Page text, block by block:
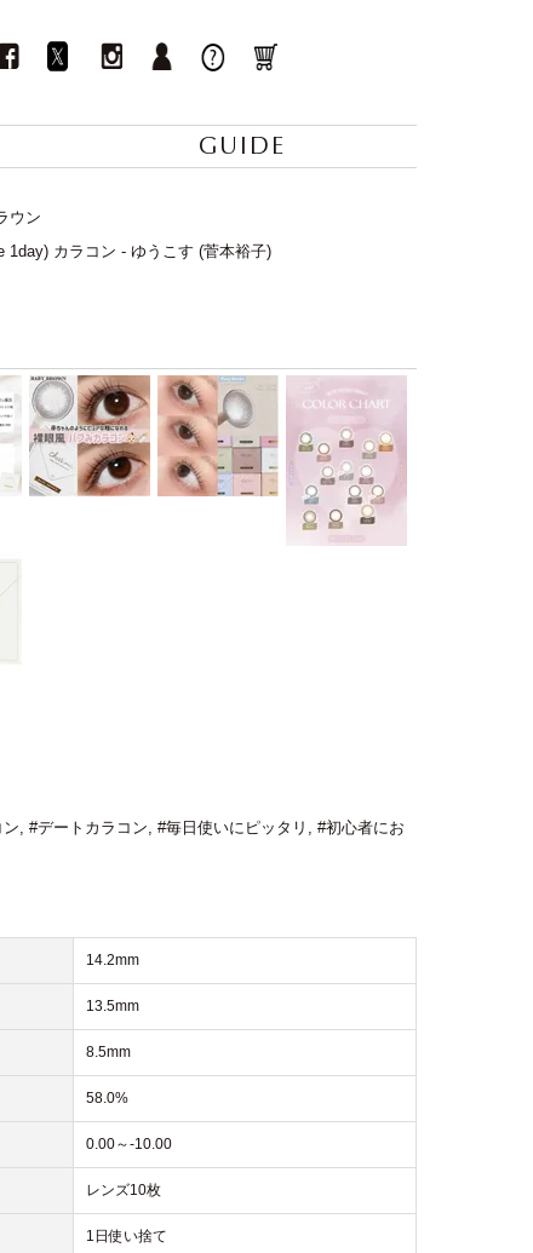
GUIDE
ウン
1day) カラコン - ゆうこす (菅本裕子)
, #デートカラコン, #毎日使いにピッタリ , #初心者にお
14.2mm
13.5mm
8.5mm
58.0%
0.00～-10.00
レンズ10枚
1日使い捨て